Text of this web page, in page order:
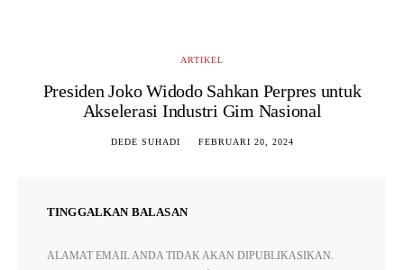
ARTIKEL
Presiden Joko Widodo Sahkan Perpres untuk
Akselerasi Industri Gim Nasional
DEDE SUHADI FEBRUARI 20, 2024
TINGGALKAN BALASAN
ALAMAT EMAIL ANDA TIDAK AKAN DIPUBLIKASIKAN.